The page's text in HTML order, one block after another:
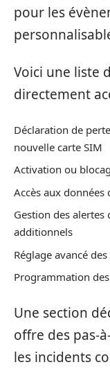
pour les
Voici une liste
directement
Déclaration de
nouvelle carte SIM
Activation ou
Accès aux données
Gestion des
additionnels
Réglage avancé
Programmation
Une section
offre des pas-
les incidents